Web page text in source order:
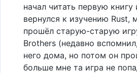
начал читать первую
вернулся к изучению Rust,
прошёл старую-старую
Brothers (недавно
него дома, но потом он
больше мне та игра не